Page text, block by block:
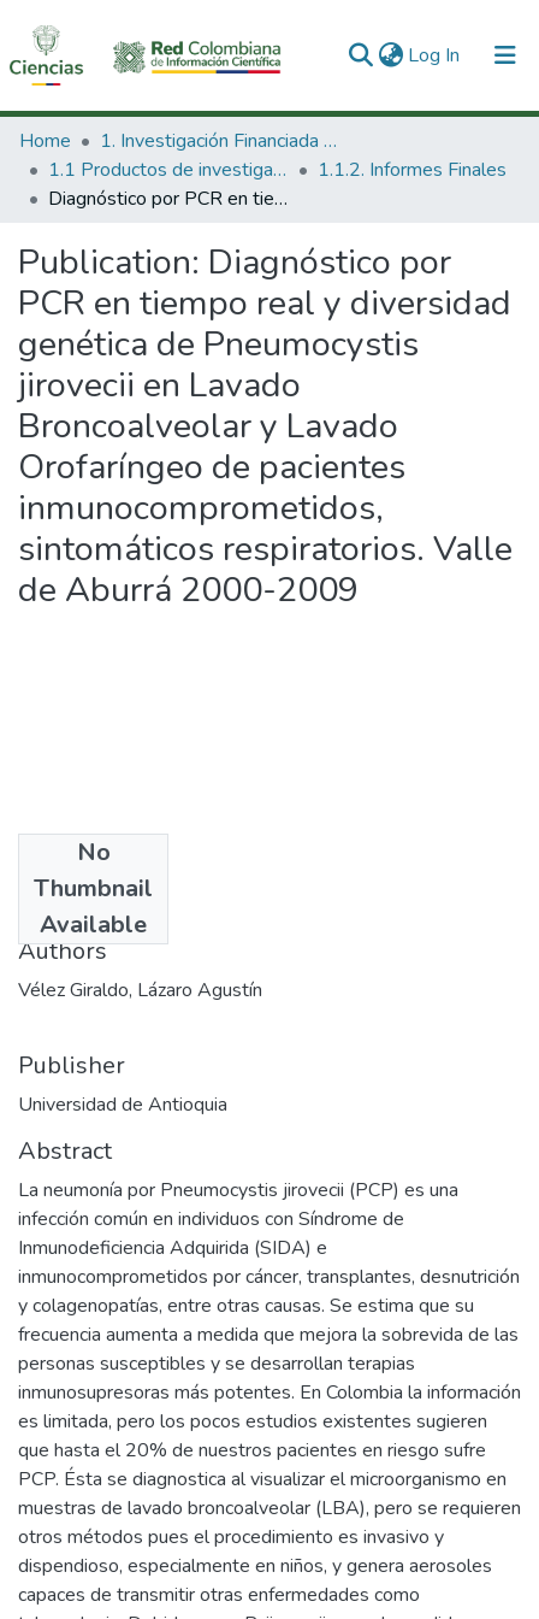
Log In (current)
Communities & Collections
All of DSpace
Home
1. Investigación Financiada con Recursos Públicos
1.1 Productos de investigación
1.1.2. Informes Finales
Diagnóstico por PCR en tiempo real y diversidad genética de Pneumocystis jirovecii en Lavado Broncoalveolar y Lavado Orofaríngeo de pacientes inmunocomprometidos, sintomáticos respiratorios. Valle de Aburrá 2000-2009
Publication: Diagnóstico por
PCR en tiempo real y diversidad
genética de Pneumocystis
jirovecii en Lavado
Broncoalveolar y Lavado
Orofaríngeo de pacientes
inmunocomprometidos,
sintomáticos respiratorios. Valle
de Aburrá 2000-2009
No
Thumbnail
Available
2012-07-10
Authors
Vélez Giraldo, Lázaro Agustín
Publisher
Universidad de Antioquia
Abstract
La neumonía por Pneumocystis jirovecii (PCP) es una
infección común en individuos con Síndrome de
Inmunodeficiencia Adquirida (SIDA) e
inmunocomprometidos por cáncer, transplantes, desnutrición
y colagenopatías, entre otras causas. Se estima que su
frecuencia aumenta a medida que mejora la sobrevida de las
personas susceptibles y se desarrollan terapias
inmunosupresoras más potentes. En Colombia la información
es limitada, pero los pocos estudios existentes sugieren
que hasta el 20% de nuestros pacientes en riesgo sufre
PCP. Ésta se diagnostica al visualizar el microorganismo en
muestras de lavado broncoalveolar (LBA), pero se requieren
otros métodos pues el procedimiento es invasivo y
dispendioso, especialmente en niños, y genera aerosoles
capaces de transmitir otras enfermedades como